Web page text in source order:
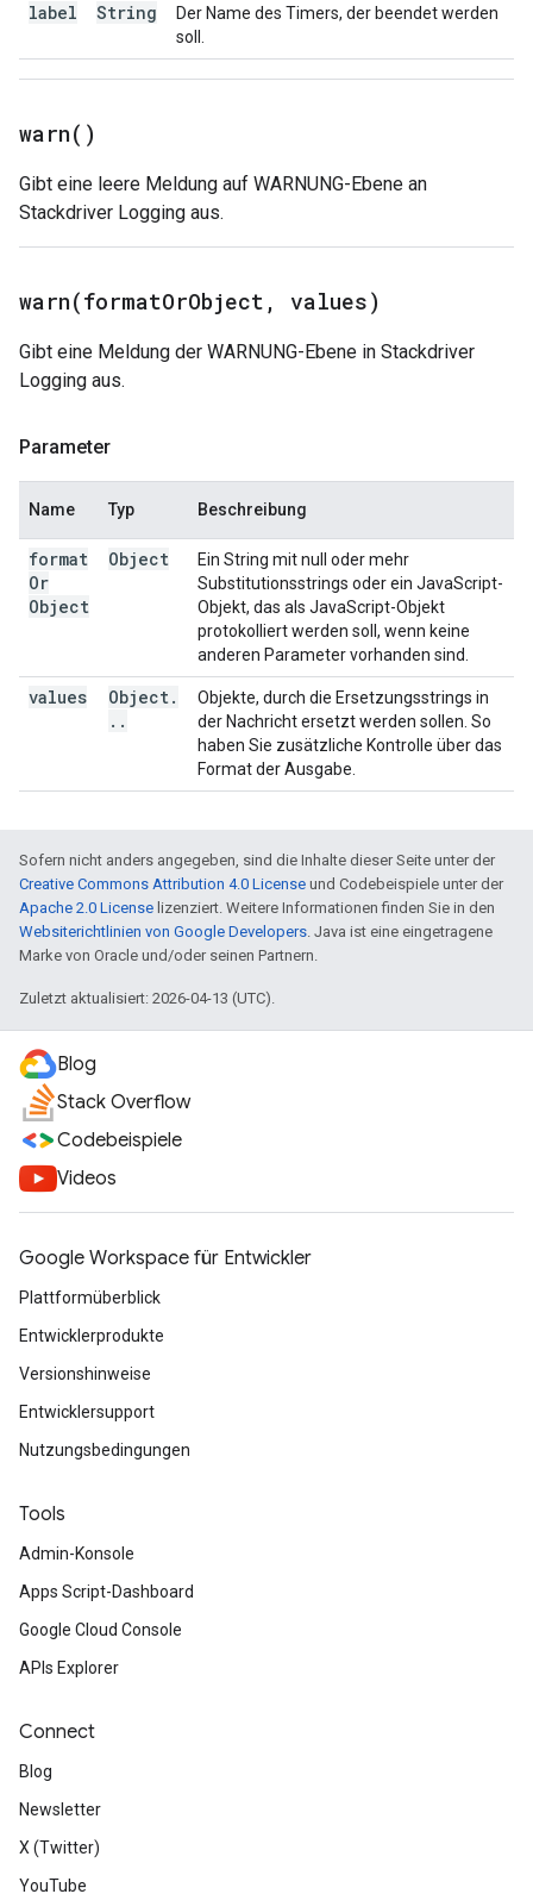
label String
Der Name des Timers, der beendet werden
soll.
warn( )
Gibt eine leere Meldung auf WARNUNG-Ebene an
Stackdriver Logging aus.
warn(formatOrObject , values)
Gibt eine Meldung der WARNUNG-Ebene in Stackdriver
Logging aus.
Parameter
Name Typ Beschreibung
format
Or
Object
Object
Ein String mit null oder mehr
Substitutionsstrings oder ein JavaScript-
Objekt, das als JavaScript-Objekt
protokolliert werden soll, wenn keine
anderen Parameter vorhanden sind.
values Object.
. .
Objekte, durch die Ersetzungsstrings in
der Nachricht ersetzt werden sollen. So
haben Sie zusätzliche Kontrolle über das
Format der Ausgabe.
Sofern nicht anders angegeben, sind die Inhalte dieser Seite unter der
Creative Commons Attribution 4.0 License und Codebeispiele unter der
Apache 2.0 License lizenziert. Weitere Informationen finden Sie in den
Websiterichtlinien von Google Developers. Java ist eine eingetragene
Marke von Oracle und/oder seinen Partnern.
Zuletzt aktualisiert: 2026-04-13 (UTC).
Blog
Stack Overflow
Codebeispiele
Videos
Google Workspace für Entwickler
Plattformüberblick
Entwicklerprodukte
Versionshinweise
Entwicklersupport
Nutzungsbedingungen
Tools
Admin-Konsole
Apps Script-Dashboard
Google Cloud Console
APIs Explorer
Connect
Blog
Newsletter
X (Twitter)
YouTube